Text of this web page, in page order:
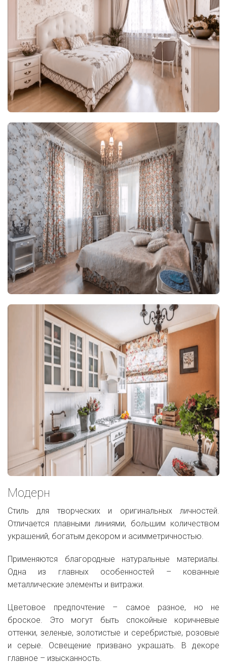
Модерн
Стиль для творческих и оригинальных личностей.
Отличается плавными линиями, большим количеством
украшений, богатым декором и асимметричностью.
Применяются благородные натуральные материалы.
Одна из главных особенностей – кованные
металлические элементы и витражи.
Цветовое предпочтение – самое разное, но не
броское. Это могут быть спокойные коричневые
оттенки, зеленые, золотистые и серебристые, розовые
и серые. Освещение призвано украшать. В декоре
главное – изысканность.